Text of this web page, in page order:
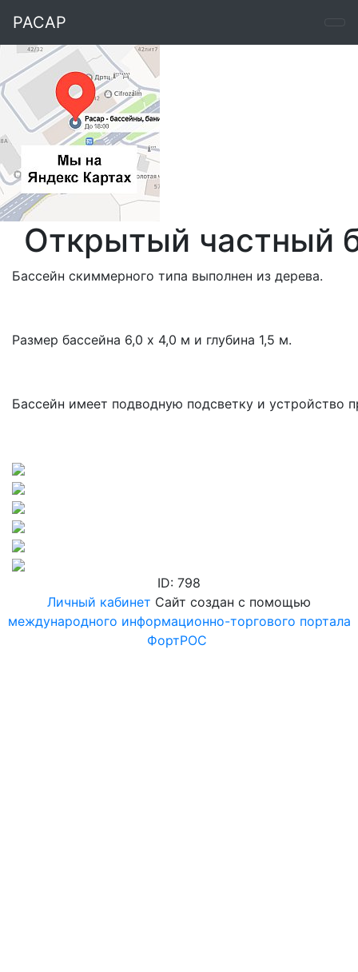
РАСАР
Открытый частный
Бассейн скиммерного типа выполнен из дерева.
Размер бассейна 6,0 х 4,0 м и глубина 1,5 м.
Бассейн имеет подводную подсветку и устройство
ID: 798
Личный кабинет Сайт создан с помощью
международного информационно-торгового портала
ФортРОС